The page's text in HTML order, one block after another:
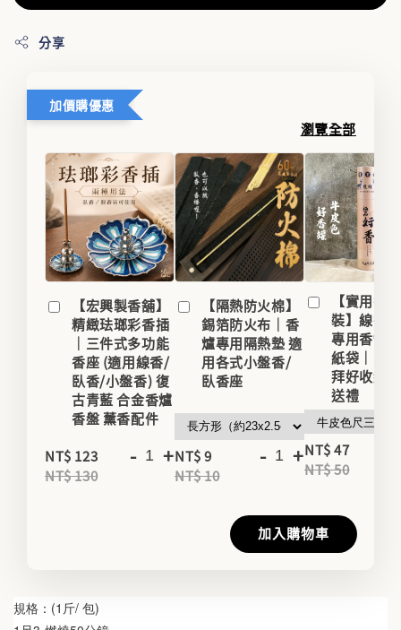
分享
加價購優惠
瀏覽全部
【宏興製香舖】
精緻珐瑯彩香插
｜三件式多功能
香座 (適用線香/
臥香/小盤香) 復
古青藍 合金香爐
香盤 薰香配件
NT$ 123
NT$ 130
- +
【隔熱防火棉】
錫箔防火布｜香
爐專用隔熱墊 適
用各式小盤香/
臥香座
NT$ 9
NT$ 10
- +
【實用香
裝】線香
專用香罐/
紙袋｜家
拜好收納
送禮
NT$ 47
NT$ 50
加入購物車
規格：(1斤/ 包)